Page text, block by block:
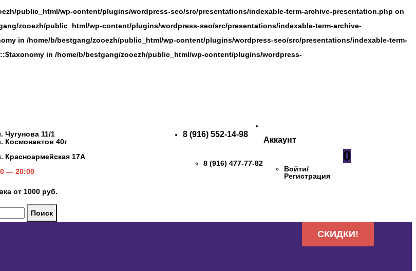
public_html/wp-content/plugins/wordpress-seo/src/presentations/indexable-term-archive-presentation.php on
zooezh/public_html/wp-content/plugins/wordpress-seo/src/presentations/indexable-term-archive-
in /home/b/bestgang/zooezh/public_html/wp-content/plugins/wordpress-seo/src/presentations/indexable-term-
in /home/b/bestgang/zooezh/public_html/wp-content/plugins/wordpress-
Чугунова 11/1
Космонавтов 40г
Красноармейская 17А
— 20:00
от 1000 руб.
Поиск
8 (916) 552-14-98
8 (916) 477-77-82
Аккаунт
Войти/
Регистрация
0
СКИДКИ!